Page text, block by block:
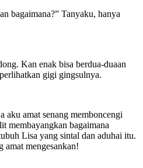
bagaimana?” Tanyaku, hanya
Kan enak bisa berdua-duaan
gigi gingsulnya.
aku amat senang memboncengi
membayangkan bagaimana
Lisa yang sintal dan aduhai itu.
amat mengesankan!